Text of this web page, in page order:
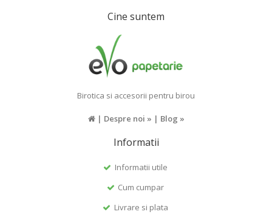
Cine suntem
Birotica si accesorii pentru birou
| Despre noi » | Blog »
Informatii
Informatii utile
Cum cumpar
Livrare si plata